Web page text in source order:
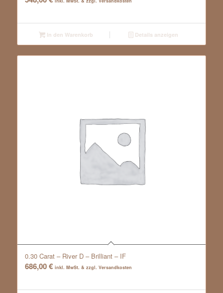
In den Warenkorb Details anzeigen
0.30 Carat – River D – Brilliant – IF
686,00€ inkl. MwSt. & zzgl. Versandkosten